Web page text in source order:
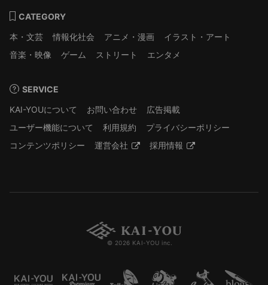
CATEGORY
本・文芸
情報化社会 アニメ・漫画
イラスト・アート
音楽・映像
ゲーム ストリート エンタメ
SERVICE
KAI-YOUについて
お問い合わせ
広告掲載
ユーザー機能について
利用規約
プライバシーポリシー
コンテンツポリシー
運営会社 採用情報
© 2026 KAI-YOU inc.